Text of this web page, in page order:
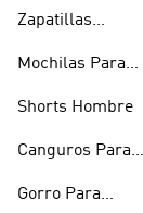
Zapatillas
Mochilas Para
Shorts Hombre
Canguros Para
Gorro Para